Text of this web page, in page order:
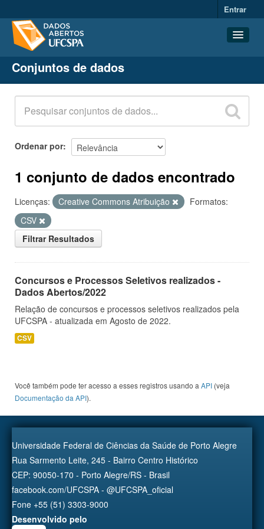
Entrar
Conjuntos de dados
Organizações
Grupos
Sobre
Conjuntos de dados
Ordenar por
1 conjunto de dados encontrado
Licenças: Creative Commons Atribuição
Formatos:
CSV
Filtrar Resultados
Concursos e Processos Seletivos realizados -
Dados Abertos/2022
Relação de concursos e processos seletivos realizados pela
UFCSPA - atualizada em Agosto de 2022.
CSV
Você também pode ter acesso a esses registros usando a API (veja
Documentação da API).
Universidade Federal de Ciências da Saúde de Porto Alegre
Rua Sarmento Leite, 245 - Bairro Centro Histórico
CEP: 90050-170 - Porto Alegre/RS - Brasil
facebook.com/UFCSPA - @UFCSPA_oficial
Fone +55 (51) 3303-9000
Desenvolvido pelo